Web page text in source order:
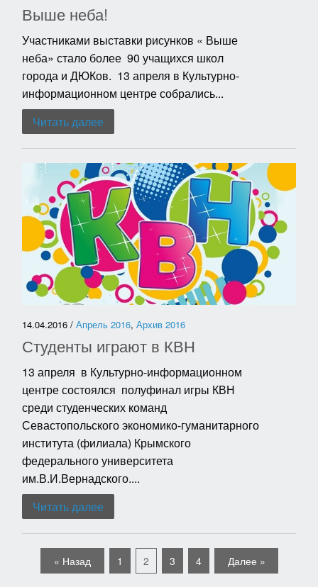
Выше неба!
Участниками выставки рисунков « Выше
неба» стало более 90 учащихся школ
города и ДЮКов. 13 апреля в Культурно-
информационном центре собрались...
Читать далее
14.04.2016 / Апрель 2016, Архив 2016
Студенты играют в КВН
13 апреля в Культурно-информационном
центре состоялся полуфинал игры КВН
среди студенческих команд
Севастопольского экономико-гуманитарного
института (филиала) Крымского
федерального университета
им.В.И.Вернадского....
Читать далее
« Назад 1 2 3 4 Далее »